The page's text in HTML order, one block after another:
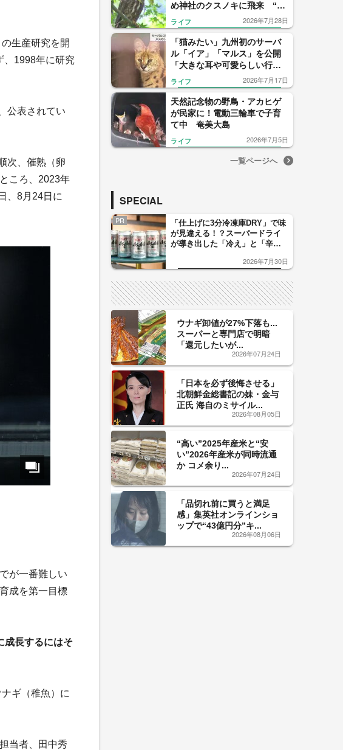
生産研究を開
、1998年に研究
公表されてい
次、催熟（卵
ころ、2023年
、8月24日に
が一番難しい
成を第一目標
成長するにはそ
ギ（稚魚）に
当者、田中秀
め神社のクスノキに飛来 “縁
起が良い”御神木からの巣立ち
ライフ 2026年7月28日
「猫みたい」九州初のサーバ
ル「イア」「マルス」を公開
「大きな耳や可愛らしい行動
を見て」
ライフ 2026年7月17日
天然記念物の野鳥・アカヒゲ
が民家に！電動三輪車で子育
て中 奄美大島
ライフ 2026年7月5日
一覧ページへ
SPECIAL
PR
「仕上げに3分冷凍庫DRY」で味
が見違える！？スーパードライ
が導き出した「冷え」と「辛
した「辛口カーブ」が飲み頃の
2026年7月30日
ウナギ卸値が27%下落も...
スーパーと専門店で明暗
「還元したいが...
2026年07月24日
「日本を必ず後悔させる」
北朝鮮金総書記の妹・金与
正氏 海自のミサイル...
2026年08月05日
“高い”2025年産米と“安
い”2026年産米が同時流通
か コメ余り...
2026年07月24日
「品切れ前に買うと満足
感」集英社オンラインショ
ップで“43億円分”キ...
2026年08月06日